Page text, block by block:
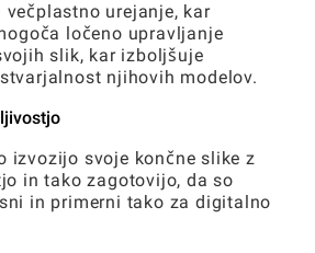
urejanje, kar
ločeno upravljanje
slik, kar izboljšuje
njihovih modelov.
izvozijo svoje končne slike z
in tako zagotovijo, da so
in primerni tako za digitalno